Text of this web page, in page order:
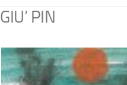
GIU’ PIN